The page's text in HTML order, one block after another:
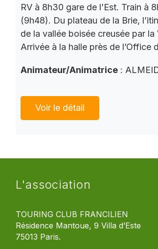
RV à 8h30 gare de l’Est. Train à
(9h48). Du plateau de la Brie,
de la vallée boisée creusée par
Arrivée à la halle près de l’Office
Animateur/Animatrice :
Voir le détail
L'association
TOURING CLUB FRANCILIEN
Résidence Mantoue, 9 Villa d’Este
75013 Paris.